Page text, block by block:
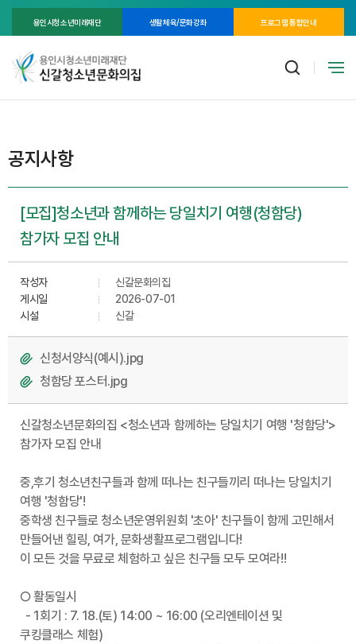
용인시청소년미래재단 생활체육/문화강좌 프로그램 통합안내
공지사항
[모집]청소년과 함께하는 당일치기 여행(청함당)
참가자 모집 안내
작성자
신갈문화의집
게시일
2026-07-01
시설
신갈
신청서양식(예시).jpg
청함당 포스터.jpg
신갈청소년문화의집 <청소년과 함께하는 당일치기 여행 '청함당'>
참가자 모집 안내
중,후기 청소년친구들과 함께 떠나는 친구들끼리 떠나는 당일치기
여행 '청함당'!
중학생 친구들로 청소년운영위원회 '초아' 친구들이 함께 고민해서
만들어낸 힐링, 여가, 문화생활프로그램입니다!
이 모든 것을 무료로 체험하고 싶은 친구들 모두 모여라!!
○ 활동일시
- 1회기 : 7. 18.(토) 14:00 ~ 16:00 (오리엔테이션 및
쿠킹클래스 체험)